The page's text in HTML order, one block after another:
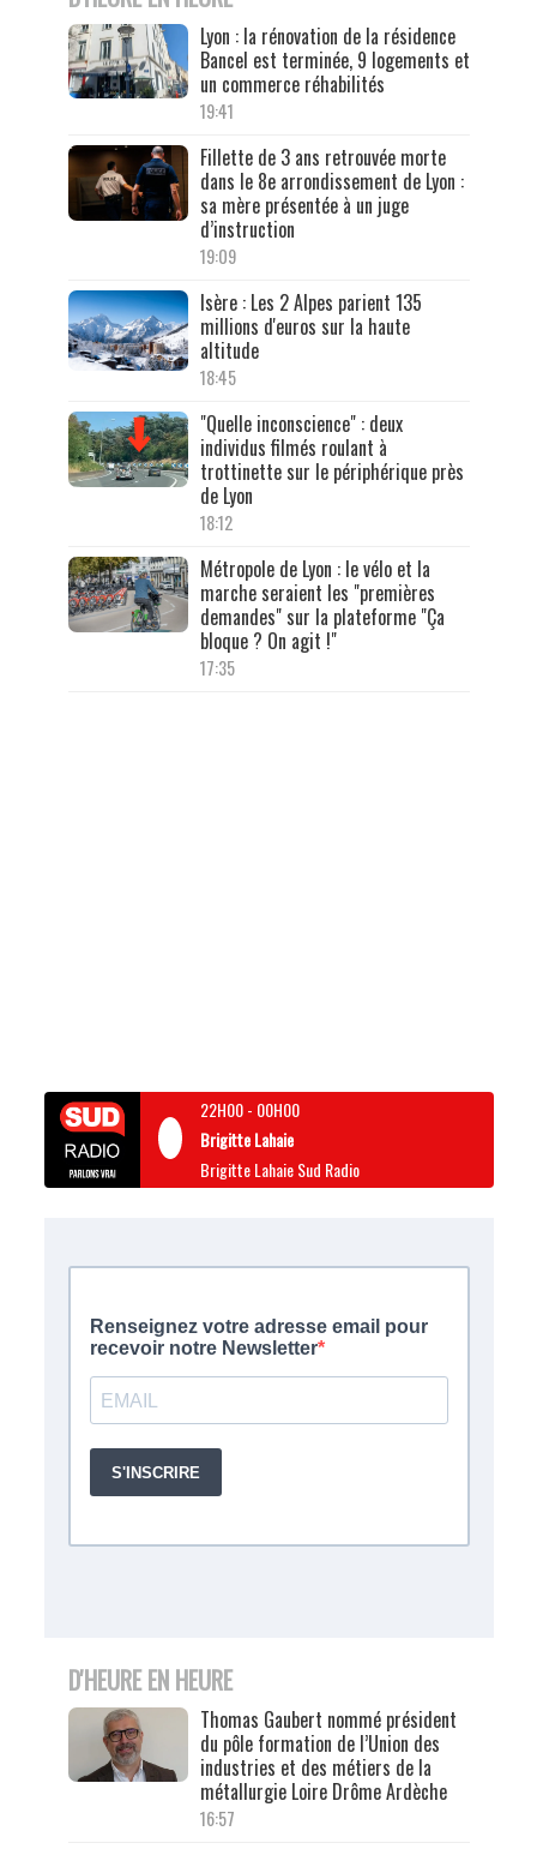
Lyon : la rénovation de la résidence
Bancel est terminée, 9 logements et
un commerce réhabilités
19:41
Fillette de 3 ans retrouvée morte
dans le 8e arrondissement de Lyon :
sa mère présentée à un juge
d’instruction
19:09
Isère : Les 2 Alpes parient 135
millions d'euros sur la haute
altitude
18:45
"Quelle inconscience" : deux
individus filmés roulant à
trottinette sur le périphérique près
de Lyon
18:12
Métropole de Lyon : le vélo et la
marche seraient les "premières
demandes" sur la plateforme "Ça
bloque ? On agit !"
17:35
22H00- 00H00
Brigitte Lahaie
Brigitte Lahaie Sud Radio
D'HEURE EN HEURE
Thomas Gaubert nommé président
du pôle formation de l’Union des
industries et des métiers de la
métallurgie Loire Drôme Ardèche
16:57